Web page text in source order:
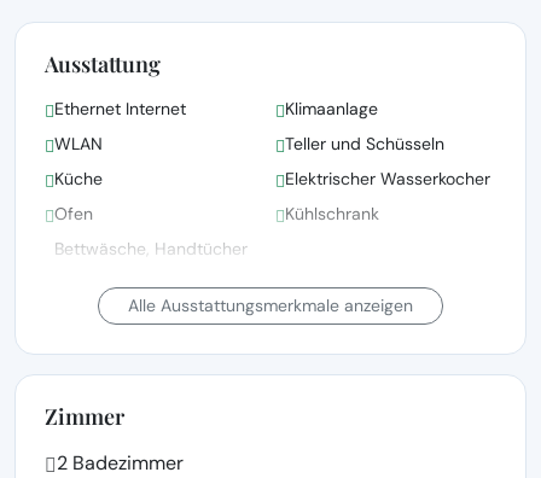
Ausstattung
Ethernet Internet
Klimaanlage
WLAN
Teller und Schüsseln
Küche
Elektrischer Wasserkocher
Ofen
Kühlschrank
Bettwäsche, Handtücher
Richtlinien der örtlichen
Behörden gewaschen
Bettwäsche vorhanden
Satellitenfernsehen Fernsehen
Alle Ausstattungsmerkmale anzeigen
Zimmer
2 Badezimmer